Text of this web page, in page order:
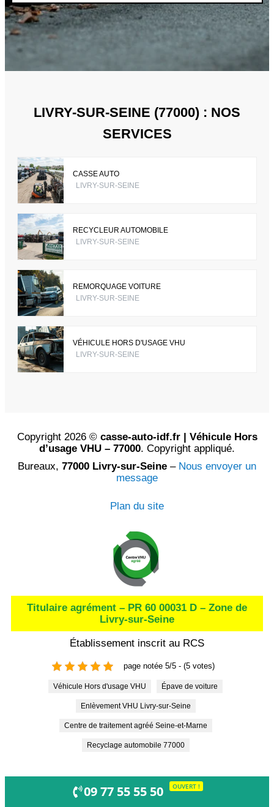
LIVRY-SUR-SEINE (77000) : NOS
SERVICES
CASSE AUTO
LIVRY-SUR-SEINE
RECYCLEUR AUTOMOBILE
LIVRY-SUR-SEINE
REMORQUAGE VOITURE
LIVRY-SUR-SEINE
VÉHICULE HORS D'USAGE VHU
LIVRY-SUR-SEINE
Copyright 2026 © casse-auto-idf.fr | Véhicule Hors
d’usage VHU – 77000. Copyright appliqué.
Bureaux, 77000 Livry-sur-Seine – Nous envoyer un
message
Plan du site
Titulaire agrément – PR 60 00031 D – Zone de
Livry-sur-Seine
Établissement inscrit au RCS
page notée 5/5 - (5 votes)
Véhicule Hors d'usage VHU Épave de voiture
Enlèvement VHU Livry-sur-Seine
Centre de traitement agréé Seine-et-Marne
Recyclage automobile 77000
09 77 55 55 50 OUVERT !